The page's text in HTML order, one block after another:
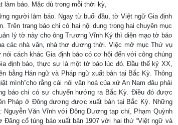
làm báo. Mặc dù trong mỗi thời kỳ,
người làm báo. Ngay từ buổi đầu, tờ Việt ngữ Gia định
trang báo chỉ có hai nội dung trong hai chuyên mục
lý tờ này cho ông Trương Vĩnh Ký thì diện mạo tờ báo
các nhà văn, nhà thơ đương thời. Việc mở mục Thứ vụ
cách khác Gia định báo có cơ hội đến với công chúng
định báo, thực sự là một tờ báo lúc đó. Đầu thế kỷ XX,
bằng Hán ngữ và Pháp ngữ xuất bản tại Bắc Kỳ. Thông
mình”cho rằng cái nôi văn hoá của xứ An Nam đâu phải
báo chí có sự chuyển hướng ra Bắc Kỳ. Điều đó được
Pháp ở Đông dương được xuất bản tại Bắc Kỳ. Những
Văn Vĩnh với Đông Dương tạp chí, Phạm Quỳnh
cổ tùng báo xuất bản 1907 với hai thứ “Việt ngữ và